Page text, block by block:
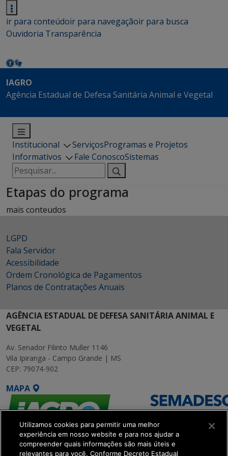
ir para conteúdoir para navegaçãoir para busca
Ouvidoria Transparência
IAGRO
Agência Estadual de Defesa Sanitária Animal e Vegetal
Institucional ServiçosProgramas e Projetos
Informativos
Fale ConoscoSistemas
Pesquisar
por:
Etapas do programa
mais conteudos
LGPD
Fala Servidor
Acessibilidade
Ordem Cronológica de Pagamentos
Planos de Contratações Anuais
AGÊNCIA ESTADUAL DE DEFESA SANITÁRIA ANIMAL E
VEGETAL
Av. Senador Filinto Muller 1146
Vila Ipiranga - Campo Grande | MS
CEP: 79074-902
MAPA
Utilizamos cookies para permitir uma melhor
experiência em nosso website e para nos ajudar a
compreender quais informações são mais úteis e
relevantes para você. Conforme Decreto Estadual